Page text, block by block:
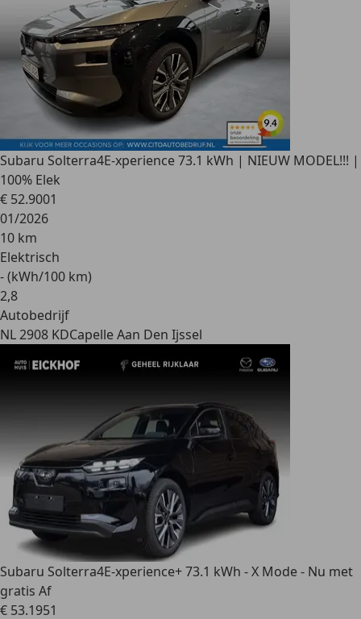
Subaru Solterra4E-xperience 73.1 kWh | NIEUW MODEL!!! |
100% Elek
€ 52.9001
01/2026
10 km
Elektrisch
- (kWh/100 km)
2,8
Autobedrijf
NL 2908 KDCapelle Aan Den Ijssel
Subaru Solterra4E-xperience+ 73.1 kWh - X Mode - Nu met
gratis Af
€ 53.1951